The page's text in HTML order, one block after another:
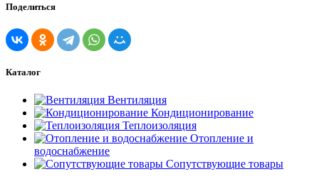
Поделиться
Каталог
Вентиляция
Кондиционирование
Теплоизоляция
Отопление и
водоснабжение
Сопутствующие товары